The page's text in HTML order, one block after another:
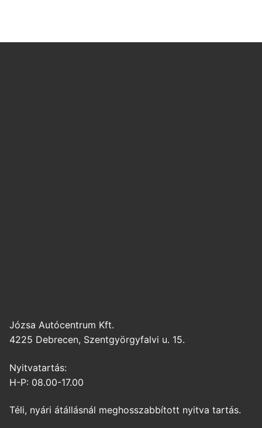
Józsa Autócentrum Kft.
4225 Debrecen, Szentgyörgyfalvi u. 15.
Nyitvatartás:
H-P: 08.00-17.00
Téli, nyári átállásnál meghosszabbított nyitva tartás.